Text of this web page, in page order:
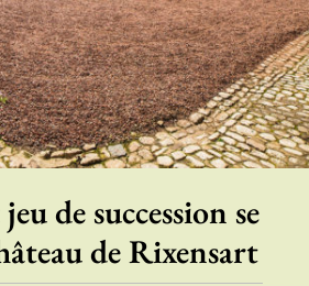
de succession se
de Rixensart